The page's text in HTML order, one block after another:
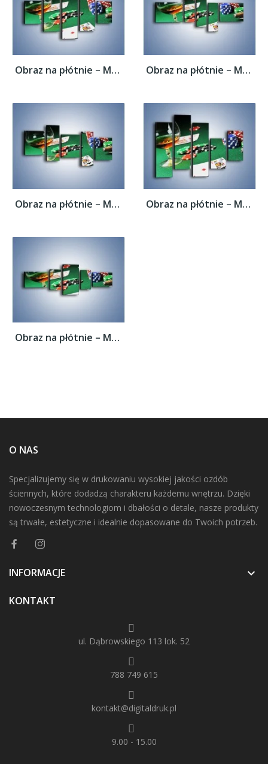
Obraz na płótnie – Mocne wrażenia w... Obraz na płótnie – Mocne wrażenia w...
Obraz na płótnie – Mocne wrażenia w... Obraz na płótnie – Mocne wrażenia w...
Obraz na płótnie – Mocne wrażenia w...
O NAS
Specjalizujemy się w drukowaniu wysokiej jakości ozdób
ściennych, które dodadzą charakteru każdemu wnętrzu. Dzięki
nowoczesnym technologiom i dbałości o detale, nasze produkty
są trwałe, estetyczne i idealnie dopasowane do Twoich potrzeb.
INFORMACJE 
KONTAKT
ul. Dąbrowskiego 113 lok. 52
788 749 615
kontakt@digitaldruk.pl
9.00 - 15.00